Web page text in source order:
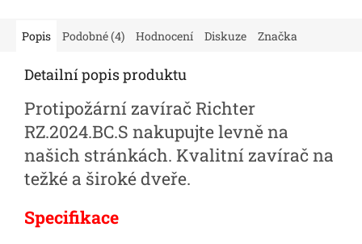
Popis Podobné (4) Hodnocení Diskuze Značka
Detailní popis produktu
Protipožární zavírač Richter
RZ.2024.BC.S nakupujte levně na
našich stránkách. Kvalitní zavírač na
težké a široké dveře.
Specifikace